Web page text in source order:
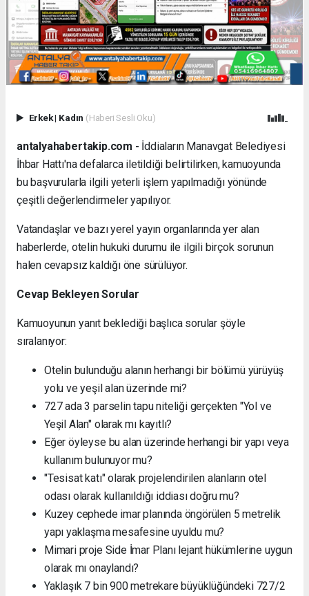
Erkek| Kadın (Haberi Sesli Oku)
antalyahabertakip.com - İddiaların Manavgat Belediyesi
İhbar Hattı'na defalarca iletildiği belirtilirken, kamuoyunda
bu başvurularla ilgili yeterli işlem yapılmadığı yönünde
çeşitli değerlendirmeler yapılıyor.
Vatandaşlar ve bazı yerel yayın organlarında yer alan
haberlerde, otelin hukuki durumu ile ilgili birçok sorunun
halen cevapsız kaldığı öne sürülüyor.
Cevap Bekleyen Sorular
Kamuoyunun yanıt beklediği başlıca sorular şöyle
sıralanıyor:
Otelin bulunduğu alanın herhangi bir bölümü yürüyüş
yolu ve yeşil alan üzerinde mi?
727 ada 3 parselin tapu niteliği gerçekten "Yol ve
Yeşil Alan" olarak mı kayıtlı?
Eğer öyleyse bu alan üzerinde herhangi bir yapı veya
kullanım bulunuyor mu?
"Tesisat katı" olarak projelendirilen alanların otel
odası olarak kullanıldığı iddiası doğru mu?
Kuzey cephede imar planında öngörülen 5 metrelik
yapı yaklaşma mesafesine uyuldu mu?
Mimari proje Side İmar Planı lejant hükümlerine uygun
olarak mı onaylandı?
Yaklaşık 7 bin 900 metrekare büyüklüğündeki 727/2